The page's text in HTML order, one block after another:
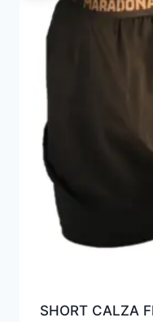
SHORT CALZA